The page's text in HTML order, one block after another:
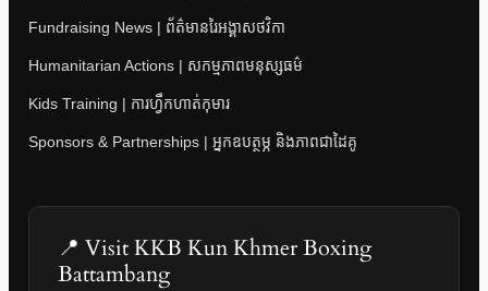
Fundraising News | ព័ត៌មានរៃអង្គាសថវិកា
Humanitarian Actions | សកម្មភាពមនុស្សធម៌
Kids Training | ការហ្វឹកហាត់កុមារ
Sponsors & Partnerships | អ្នកឧបត្ថម្ភ និងភាពជាដៃគូ
📍 Visit KKB Kun Khmer Boxing
Battambang